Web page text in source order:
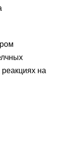
реакциях на